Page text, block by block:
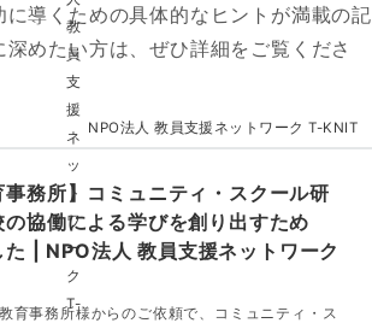
導くための具体的なヒントが満載の記
めたい方は、ぜひ詳細をご覧くださ
事務所】コミュニティ・スクール研
協働による学びを創り出すため
| NPO法人 教員支援ネットワーク
育事務所様からのご依頼で、コミュニティ・ス
NPO法人 教員支援ネットワーク T-KNIT